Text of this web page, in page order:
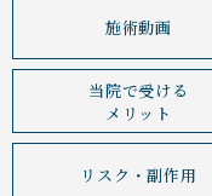
施術動画
当院で受ける
メリット
リスク・副作用